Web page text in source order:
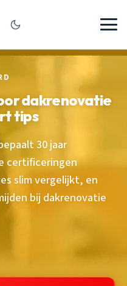
dakrenovatie
tips
30 jaar
certificeringen
slim vergelijkt, en
bij dakrenovatie